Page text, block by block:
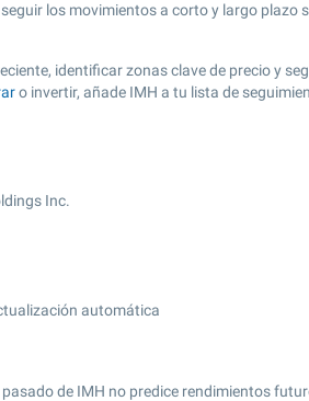
los movimientos a corto y largo plazo
identificar zonas clave de precio y
o invertir, añade IMH a tu lista de
Inc.
automática
pasado de IMH no predice rendimientos